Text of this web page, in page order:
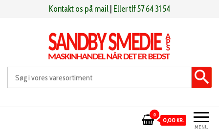
Kontakt os på mail Eller tlf 57 64 31 54
Sandby smeden Maskinhandel når det er bedst
MENU
0
0,00 KR.